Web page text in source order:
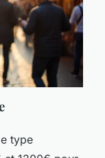
type